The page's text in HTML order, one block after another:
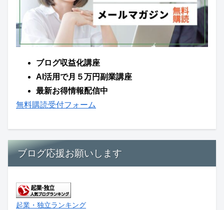
ブログ収益化講座
AI活用で月５万円副業講座
最新お得情報配信中
無料購読受付フォーム
ブログ応援お願いします
起業・独立ランキング